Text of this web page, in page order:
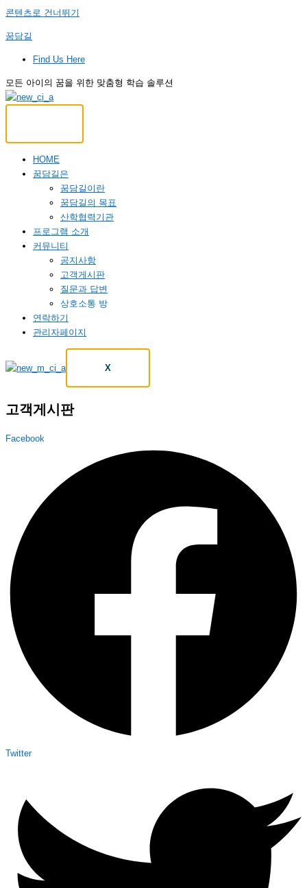
콘텐츠로 건너뛰기
꿈담길
Find Us Here
모든 아이의 꿈을 위한 맞춤형 학습 솔루션
HOME
꿈담길은
꿈담길이란
꿈담길의 목표
산학협력기관
프로그램 소개
커뮤니티
공지사항
고객게시판
질문과 답변
상호소통 방
연락하기
관리자페이지
X
고객게시판
Facebook
Twitter